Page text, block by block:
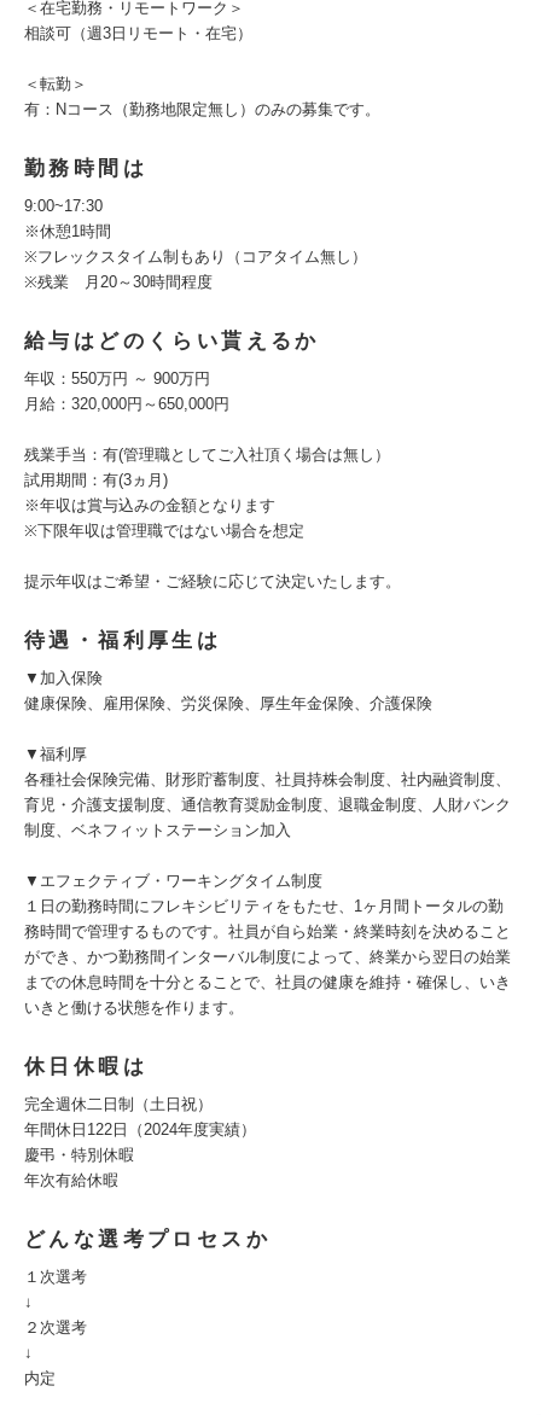
＜在宅勤務・リモートワーク＞
相談可（週3日リモート・在宅）
＜転勤＞
有：Nコース（勤務地限定無し）のみの募集です。
勤務時間は
9:00~17:30
※休憩1時間
※フレックスタイム制もあり（コアタイム無し）
※残業 月20～30時間程度
給与はどのくらい貰えるか
年収：550万円 ～ 900万円
月給：320,000円～650,000円
残業手当：有(管理職としてご入社頂く場合は無し）
試用期間：有(3ヵ月)
※年収は賞与込みの金額となります
※下限年収は管理職ではない場合を想定
提示年収はご希望・ご経験に応じて決定いたします。
待遇・福利厚生は
▼加入保険
健康保険、雇用保険、労災保険、厚生年金保険、介護保険
▼福利厚
各種社会保険完備、財形貯蓄制度、社員持株会制度、社内融資制度、
育児・介護支援制度、通信教育奨励金制度、退職金制度、人財バンク
制度、ベネフィットステーション加入
▼エフェクティブ・ワーキングタイム制度
１日の勤務時間にフレキシビリティをもたせ、1ヶ月間トータルの勤
務時間で管理するものです。社員が自ら始業・終業時刻を決めること
ができ、かつ勤務間インターバル制度によって、終業から翌日の始業
までの休息時間を十分とることで、社員の健康を維持・確保し、いき
いきと働ける状態を作ります。
休日休暇は
完全週休二日制（土日祝）
年間休日122日（2024年度実績）
慶弔・特別休暇
年次有給休暇
どんな選考プロセスか
１次選考
↓
２次選考
↓
内定